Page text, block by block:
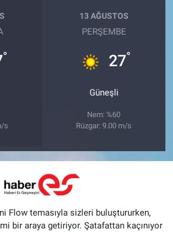
°
s
13 AĞUSTOS
PERŞEMBE
27°
Güneşli
Nem: %60
Rüzgar: 9.00 m/s
Flow temasıyla sizleri buluştururken,
bir araya getiriyor. Şatafattan kaçınıyor